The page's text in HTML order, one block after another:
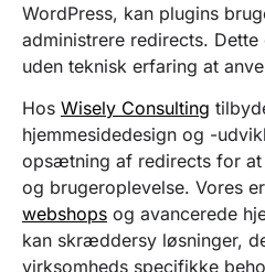
WordPress, kan plugins
administrere redirects.
uden teknisk erfaring at
Hos Wisely Consulting
hjemmesidedesign og -
opsætning af redirects for
og brugeroplevelse. Vores
webshops og avancerede
kan skræddersy løsninger,
virksomheds specifikke